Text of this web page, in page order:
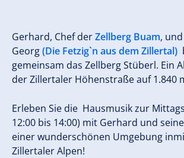
Gerhard, Chef derZellberg Buam,
Georg(Die Fetzig`n aus dem Zillertal)
gemeinsam das Zellberg Stüberl. Ein
der Zillertaler Höhenstraße auf 1.840
Erleben Sie die Hausmusik zur
12:00 bis 14:00) mit Gerhard und
einer wunderschönen Umgebung
Zillertaler Alpen!